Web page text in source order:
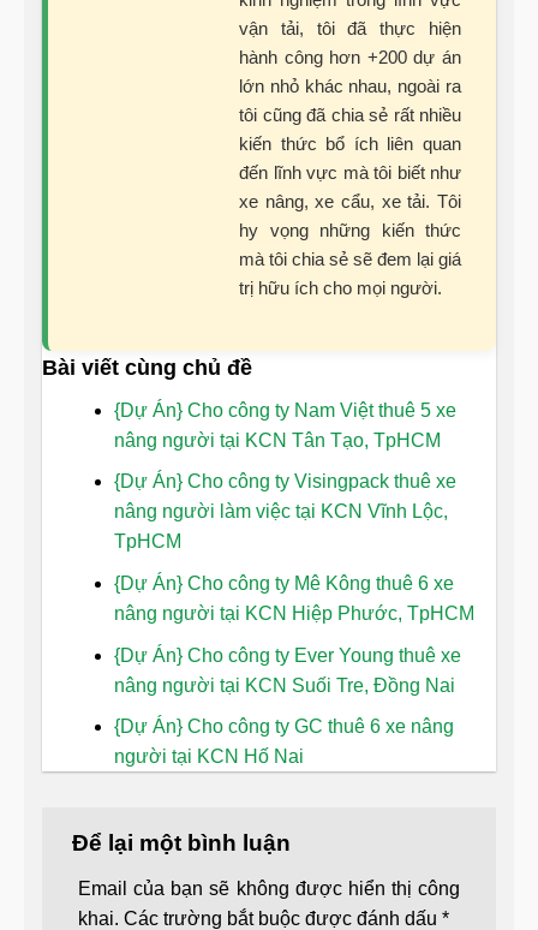
vận tải, tôi đã thực hiện
hành công hơn +200 dự án
lớn nhỏ khác nhau, ngoài ra
tôi cũng đã chia sẻ rất nhiều
kiến thức bổ ích liên quan
đến lĩnh vực mà tôi biết như
xe nâng, xe cẩu, xe tải. Tôi
hy vọng những kiến thức
mà tôi chia sẻ sẽ đem lại giá
trị hữu ích cho mọi người.
Bài viết cùng chủ đề
{Dự Án} Cho công ty Nam Việt thuê 5 xe
nâng người tại KCN Tân Tạo, TpHCM
{Dự Án} Cho công ty Visingpack thuê xe
nâng người làm việc tại KCN Vĩnh Lộc,
TpHCM
{Dự Án} Cho công ty Mê Kông thuê 6 xe
nâng người tại KCN Hiệp Phước, TpHCM
{Dự Án} Cho công ty Ever Young thuê xe
nâng người tại KCN Suối Tre, Đồng Nai
{Dự Án} Cho công ty GC thuê 6 xe nâng
người tại KCN Hố Nai
Để lại một bình luận
Email của bạn sẽ không được hiển thị công
khai. Các trường bắt buộc được đánh dấu *